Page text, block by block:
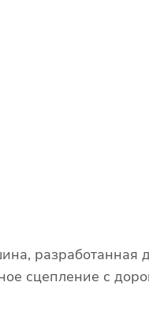
разработанная
сцепление с